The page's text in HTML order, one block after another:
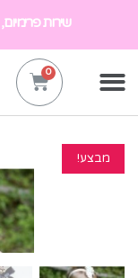
שירות
מבצע!